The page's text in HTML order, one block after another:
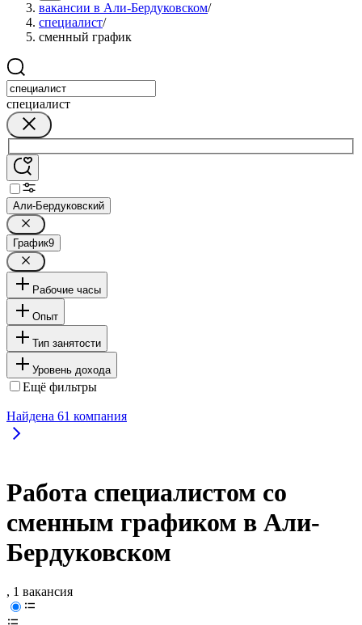
вакансии в Али-Бердуковском/
специалист/
сменный график
специалист
Али-Бердуковский
График9
Рабочие часы
Опыт
Тип занятости
Уровень дохода
Ещё фильтры
Найдена 61 компания
Работа специалистом со
сменным графиком в Али-
Бердуковском
, 1 вакансия